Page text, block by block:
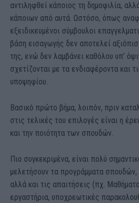
αντιληφθεί κάποιος τη δημοφιλία,
κάποιων από αυτά. Ωστόσο, όπως
εξειδικευμένοι σύμβουλοι
βάση εισαγωγής δεν αποτελεί
της, ενώ δεν λαμβάνει καθόλου υπ’
σχετίζονται με τα ενδιαφέροντα και
υποψηφίου.
Βασικό πρώτο βήμα, λοιπόν, πριν
στις τελικές του επιλογές είναι η
και την ποιότητα των σπουδών.
Πιο συγκεκριμένα, είναι πολύ
μελετήσουν τα προγράμματα σπουδών,
αλλά και τις απαιτήσεις (πχ.
εργαστήρια, υποχρεωτικές